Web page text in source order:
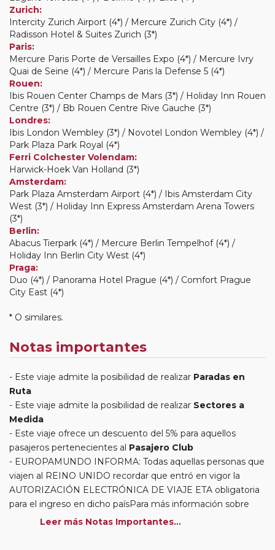
Zurich:
Intercity Zurich Airport (4*) / Mercure Zurich City (4*) /
Radisson Hotel & Suites Zurich (3*)
Paris:
Mercure Paris Porte de Versailles Expo (4*) / Mercure Ivry
Quai de Seine (4*) / Mercure Paris la Defense 5 (4*)
Rouen:
Ibis Rouen Center Champs de Mars (3*) / Holiday Inn Rouen
Centre (3*) / Bb Rouen Centre Rive Gauche (3*)
Londres:
Ibis London Wembley (3*) / Novotel London Wembley (4*) /
Park Plaza Park Royal (4*)
Ferri Colchester Volendam:
Harwick-Hoek Van Holland (3*)
Amsterdam:
Park Plaza Amsterdam Airport (4*) / Ibis Amsterdam City
West (3*) / Holiday Inn Express Amsterdam Arena Towers
(3*)
Berlin:
Abacus Tierpark (4*) / Mercure Berlin Tempelhof (4*) /
Holiday Inn Berlin City West (4*)
Praga:
Duo (4*) / Panorama Hotel Prague (4*) / Comfort Prague
City East (4*)
* O similares.
Notas importantes
Este viaje admite la posibilidad de realizar Paradas en
Ruta
Este viaje admite la posibilidad de realizar Sectores a
Medida
Este viaje ofrece un descuento del 5% para aquellos
pasajeros pertenecientes al Pasajero Club
EUROPAMUNDO INFORMA: Todas aquellas personas que
viajen al REINO UNIDO recordar que entró en vigor la
AUTORIZACIÓN ELECTRÓNICA DE VIAJE ETA obligatoria
para el ingreso en dicho paísPara más información sobre
este requisito y cómo realizar su solicitud, le invitamos a
Leer más Notas Importantes...